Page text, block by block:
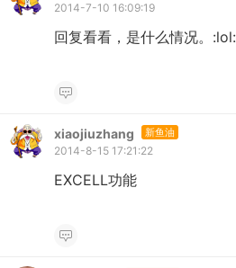
2014-7-10 16:09:19
回复看看，是什么情况。:lol:
xiaojiuzhang 新鱼油
2014-8-15 17:21:22
EXCELL功能